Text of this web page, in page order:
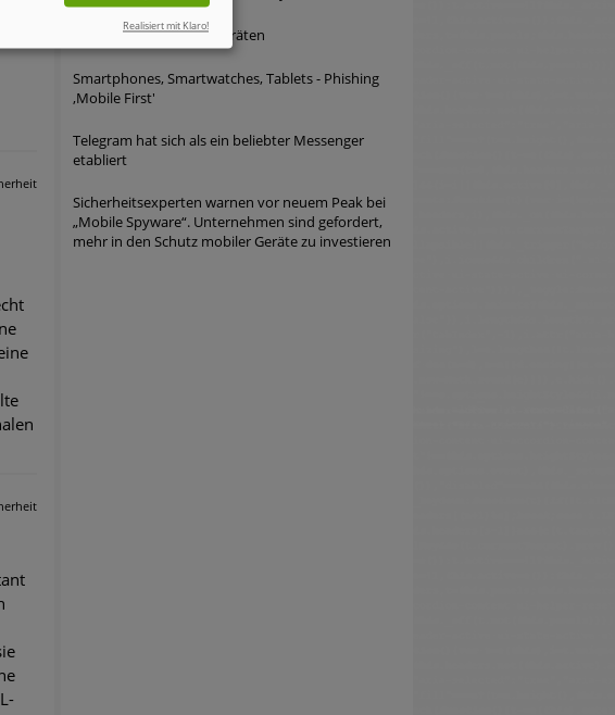
Jailbreaking von Mobilgeräten
Smartphones, Smartwatches, Tablets - Phishing
,Mobile First'
Telegram hat sich als ein beliebter Messenger
etabliert
Sicherheitsexperten warnen vor neuem Peak bei
„Mobile Spyware“. Unternehmen sind gefordert,
mehr in den Schutz mobiler Geräte zu investieren
Realisiert mit Klaro!